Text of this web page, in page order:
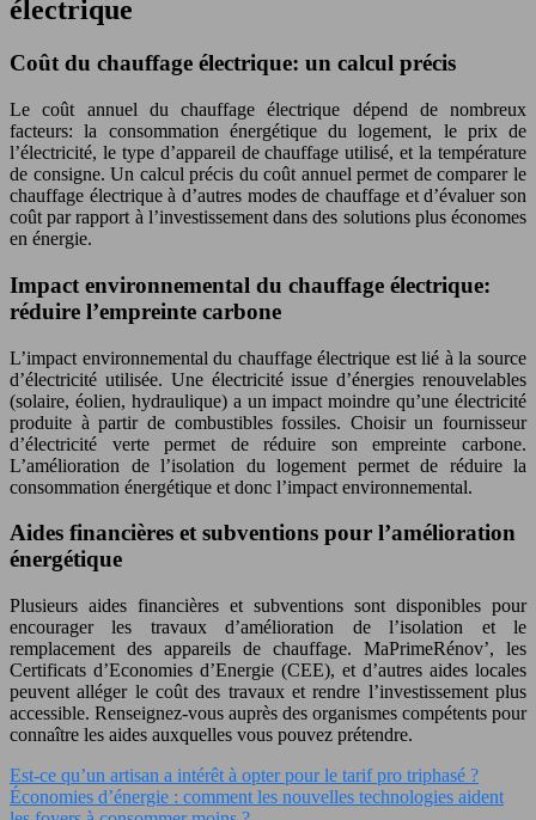
électrique
Coût du chauffage électrique: un calcul précis
Le coût annuel du chauffage électrique dépend de nombreux
facteurs: la consommation énergétique du logement, le prix de
l’électricité, le type d’appareil de chauffage utilisé, et la température
de consigne. Un calcul précis du coût annuel permet de comparer le
chauffage électrique à d’autres modes de chauffage et d’évaluer son
coût par rapport à l’investissement dans des solutions plus économes
en énergie.
Impact environnemental du chauffage électrique:
réduire l’empreinte carbone
L’impact environnemental du chauffage électrique est lié à la source
d’électricité utilisée. Une électricité issue d’énergies renouvelables
(solaire, éolien, hydraulique) a un impact moindre qu’une électricité
produite à partir de combustibles fossiles. Choisir un fournisseur
d’électricité verte permet de réduire son empreinte carbone.
L’amélioration de l’isolation du logement permet de réduire la
consommation énergétique et donc l’impact environnemental.
Aides financières et subventions pour l’amélioration
énergétique
Plusieurs aides financières et subventions sont disponibles pour
encourager les travaux d’amélioration de l’isolation et le
remplacement des appareils de chauffage. MaPrimeRénov’, les
Certificats d’Economies d’Energie (CEE), et d’autres aides locales
peuvent alléger le coût des travaux et rendre l’investissement plus
accessible. Renseignez-vous auprès des organismes compétents pour
connaître les aides auxquelles vous pouvez prétendre.
Est-ce qu’un artisan a intérêt à opter pour le tarif pro triphasé ?
Économies d’énergie : comment les nouvelles technologies aident